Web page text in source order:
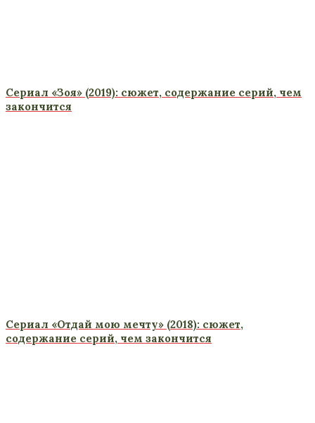
Сериал «Зоя» (2019): сюжет, содержание серий, чем
закончится
Сериал «Отдай мою мечту» (2018): сюжет,
содержание серий, чем закончится